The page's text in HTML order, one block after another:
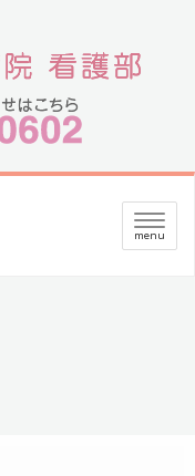
メ
ニ
menu